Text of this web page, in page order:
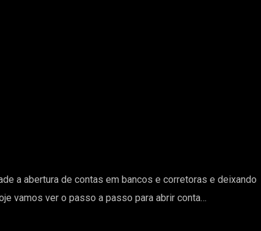
a abertura de contas em bancos e corretoras e deixando
vamos ver o passo a passo para abrir conta…